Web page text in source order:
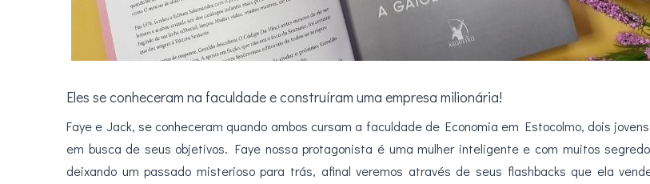
Eles se conheceram na faculdade e construíram uma empresa milionária!
Faye e Jack, se conheceram quando ambos cursam a faculdade de Economia em Estocolmo, dois
em busca de seus objetivos. Faye nossa protagonista é uma mulher inteligente e com muitos
deixando um passado misterioso para trás, afinal veremos através de seus flashbacks que ela